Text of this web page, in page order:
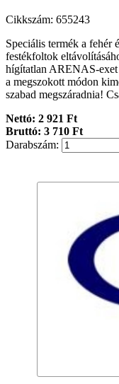
Cikkszám: 655243
Speciális termék a fehér
festékfoltok
hígítatlan ARENAS-exet
a megszokott módon
szabad megszáradnia!
Nettó: 2 921 Ft
Bruttó: 3 710 Ft
Darabszám: